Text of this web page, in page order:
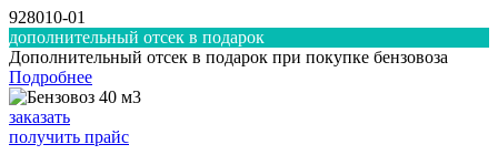
928010-01
дополнительный отсек в подарок
Дополнительный отсек в подарок при покупке бензовоза
Подробнее
заказать
получить прайс